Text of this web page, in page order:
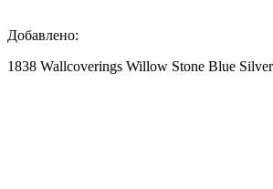
Добавлено:
1838 Wallcoverings Willow Stone Blue